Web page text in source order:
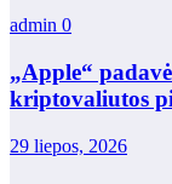
admin 0
„Apple“
kriptovaliutos
29 liepos, 2026